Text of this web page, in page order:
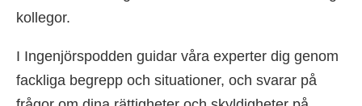
kollegor.
I Ingenjörspodden guidar våra experter dig genom
fackliga begrepp och situationer, och svarar på